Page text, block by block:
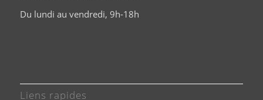
Du lundi au vendredi, 9h-18h
Liens rapides